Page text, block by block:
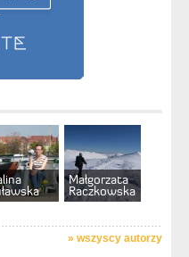
Małgorzata
Raczkowska
» wszyscy autorzy